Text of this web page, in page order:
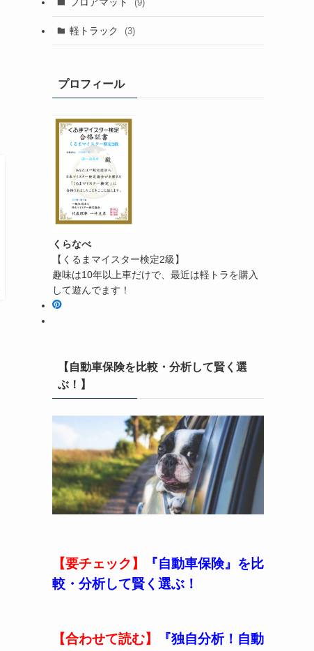
(9)
軽トラック (3)
プロフィール
くらなべ
【くるまマイスター検定2級】
趣味は10年以上車だけで、最近は軽トラを購入
して遊んでます！
【自動車保険を比較・分析して賢く選
ぶ！】
【要チェック】
『自動車保険』を比
較・分析して賢く選ぶ！
【合わせて読む】
『独自分析！自動